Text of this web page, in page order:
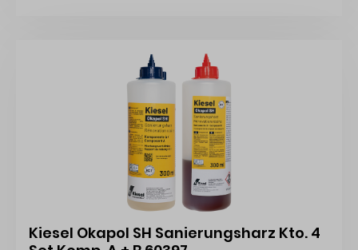
Kiesel Okapol SH Sanierungsharz Kto. 4